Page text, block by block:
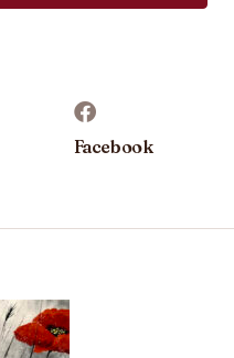
Facebook